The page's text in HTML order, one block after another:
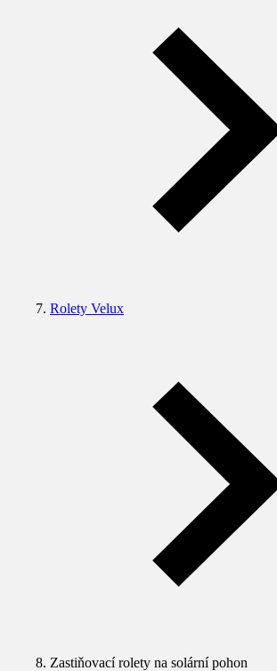
Rolety Velux
Zastiňovací rolety na solární pohon